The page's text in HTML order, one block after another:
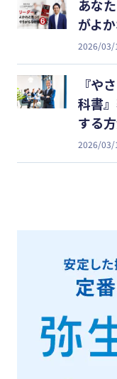
あな
がよ
2026/03/
『や
科書
する
2026/03/